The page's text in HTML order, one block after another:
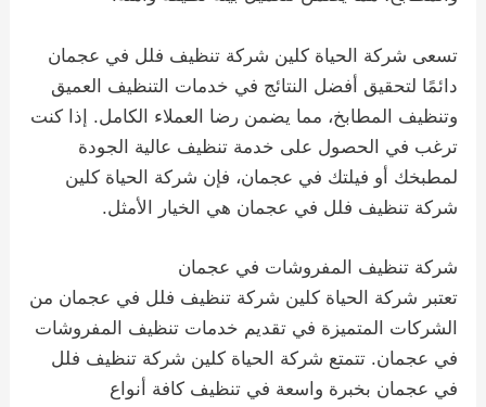
تسعى شركة الحياة كلين شركة تنظيف فلل في عجمان
دائمًا لتحقيق أفضل النتائج في خدمات التنظيف العميق
وتنظيف المطابخ، مما يضمن رضا العملاء الكامل. إذا كنت
ترغب في الحصول على خدمة تنظيف عالية الجودة
لمطبخك أو فيلتك في عجمان، فإن شركة الحياة كلين
شركة تنظيف فلل في عجمان هي الخيار الأمثل.
شركة تنظيف المفروشات في عجمان
تعتبر شركة الحياة كلين شركة تنظيف فلل في عجمان من
الشركات المتميزة في تقديم خدمات تنظيف المفروشات
في عجمان. تتمتع شركة الحياة كلين شركة تنظيف فلل
في عجمان بخبرة واسعة في تنظيف كافة أنواع